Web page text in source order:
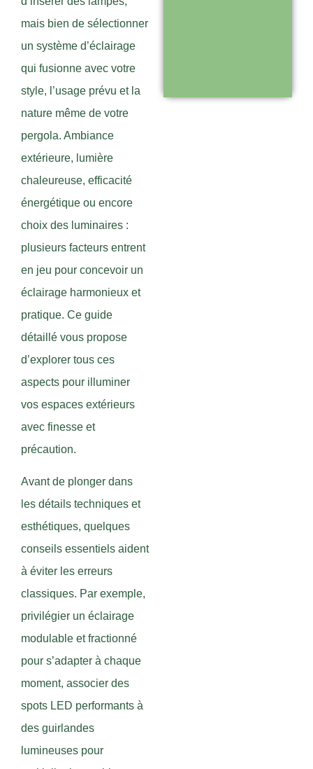
mais bien de sélectionner
un système d’éclairage
qui fusionne avec votre
style, l’usage prévu et la
nature même de votre
pergola. Ambiance
extérieure, lumière
chaleureuse, efficacité
énergétique ou encore
choix des luminaires :
plusieurs facteurs entrent
en jeu pour concevoir un
éclairage harmonieux et
pratique. Ce guide
détaillé vous propose
d’explorer tous ces
aspects pour illuminer
vos espaces extérieurs
avec finesse et
précaution.
Avant de plonger dans
les détails techniques et
esthétiques, quelques
conseils essentiels aident
à éviter les erreurs
classiques. Par exemple,
privilégier un éclairage
modulable et fractionné
pour s’adapter à chaque
moment, associer des
spots LED performants à
des guirlandes
lumineuses pour